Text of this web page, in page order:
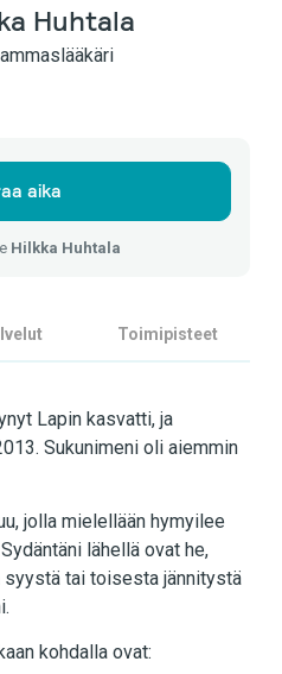
Huhtala
aika
Hilkka Huhtala
Toimipisteet
Lapin kasvatti, ja
Sukunimeni oli aiemmin
jolla mielellään hymyilee
lähellä ovat he,
tai toisesta jännitystä
kohdalla ovat: